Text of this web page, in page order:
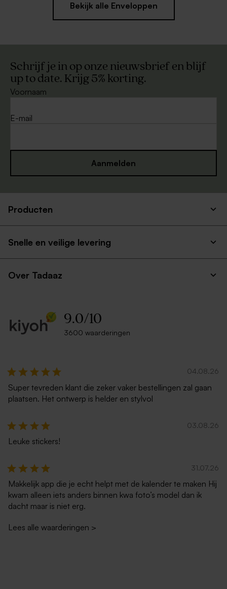
Bekijk alle Enveloppen
Schrijf je in op onze nieuwsbrief en blijf
up to date. Krijg 5% korting.
Voornaam
E-mail
Aanmelden
Producten
Snelle en veilige levering
Over Tadaaz
9.0/10
3600 waarderingen
04.08.26
Super tevreden klant die zeker vaker bestellingen zal gaan
plaatsen. Het ontwerp is helder en stylvol
03.08.26
Leuke stickers!
31.07.26
Makkelijk app die je echt helpt met de kalender te maken Hij
kwam alleen iets anders binnen kwa foto’s model dan ik
dacht maar is niet erg.
Lees alle waarderingen >